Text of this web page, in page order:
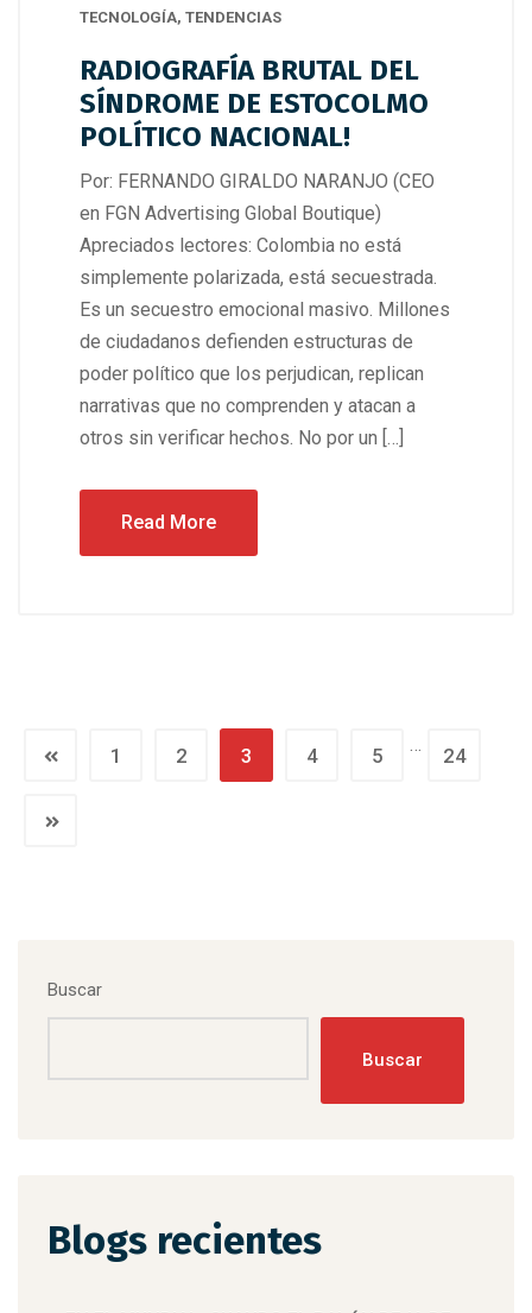
TECNOLOGÍA, TENDENCIAS
RADIOGRAFÍA BRUTAL DEL
SÍNDROME DE ESTOCOLMO
POLÍTICO NACIONAL!
Por: FERNANDO GIRALDO NARANJO (CEO
en FGN Advertising Global Boutique)
Apreciados lectores: Colombia no está
simplemente polarizada, está secuestrada.
Es un secuestro emocional masivo. Millones
de ciudadanos defienden estructuras de
poder político que los perjudican, replican
narrativas que no comprenden y atacan a
otros sin verificar hechos. No por un […]
Read More
1 2 3 4 5 … 24
Buscar
Buscar
Blogs recientes